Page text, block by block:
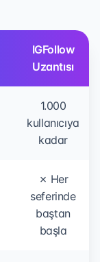
IGFollow
Uzantısı
1.000
kullanıcıya
kadar
✗ Her
seferinde
baştan
başla